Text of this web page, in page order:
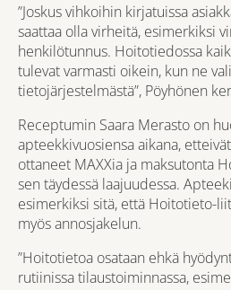
”Joskus vihkoihin kirjatuissa
saattaa olla virheitä, esimerkiksi
henkilötunnus. Hoitotiedossa
tulevat varmasti oikein, kun ne
tietojärjestelmästä”, Pöyhönen
Receptumin Saara Merasto on
apteekkivuosiensa aikana,
ottaneet MAXXia ja maksutonta
sen täydessä laajuudessa.
esimerkiksi sitä, että Hoitotieto-
myös annosjakelun.
”Hoitotietoa osataan ehkä
rutiinissa tilaustoiminnassa,